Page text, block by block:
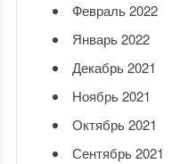
Февраль 2022
Январь 2022
Декабрь 2021
Ноябрь 2021
Октябрь 2021
Сентябрь 2021